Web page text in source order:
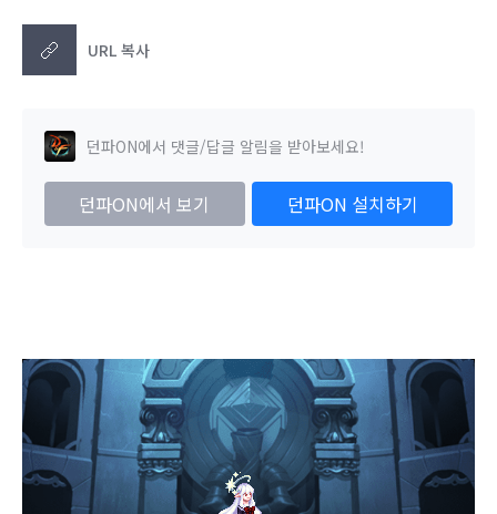
URL 복사
던파ON에서 댓글/답글 알림을 받아보세요!
던파ON에서 보기 던파ON 설치하기